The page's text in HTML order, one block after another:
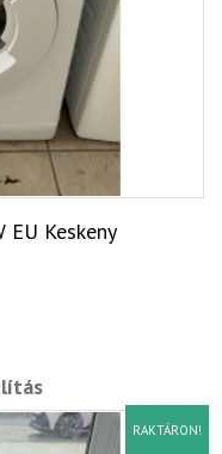
Keskeny
RAKTÁRON!